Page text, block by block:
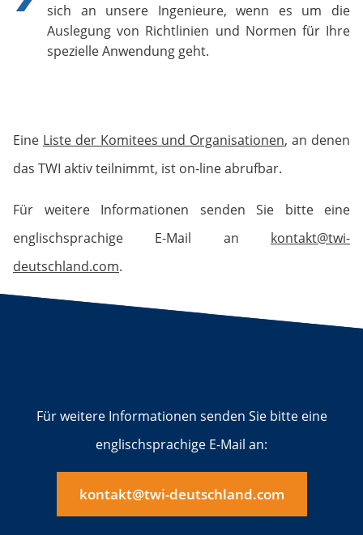
sich an unsere Ingenieure, wenn es um die
Auslegung von Richtlinien und Normen für Ihre
spezielle Anwendung geht.
Eine Liste der Komitees und Organisationen, an denen
das TWI aktiv teilnimmt, ist on-line abrufbar.
Für weitere Informationen senden Sie bitte eine
englischsprachige E-Mail an kontakt@twi-
deutschland.com.
Für weitere Informationen senden Sie bitte eine
englischsprachige E-Mail an:
kontakt@twi-deutschland.com